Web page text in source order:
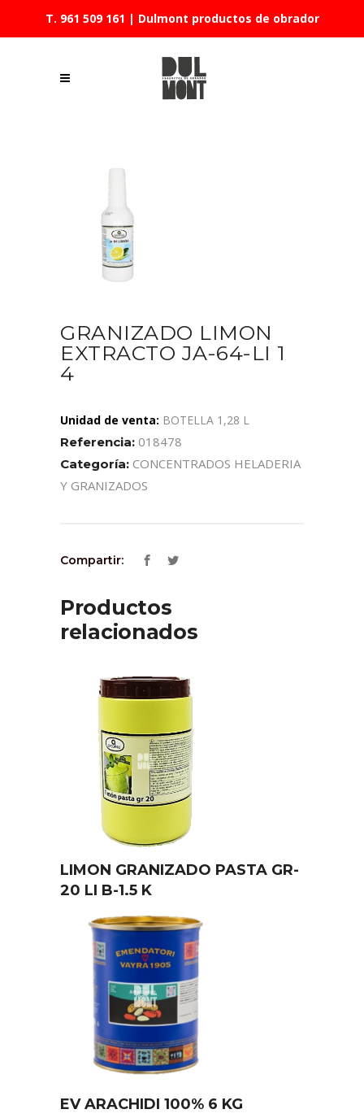
T. 961 509 161 | Dulmont productos de obrador
GRANIZADO LIMON
EXTRACTO JA-64-LI 1
4
Unidad de venta: BOTELLA 1,28 L
Referencia: 018478
Categoría: CONCENTRADOS HELADERIA
Y GRANIZADOS
Compartir:
Productos
relacionados
LIMON GRANIZADO PASTA GR-
20 LI B-1.5 K
EV ARACHIDI 100% 6 KG